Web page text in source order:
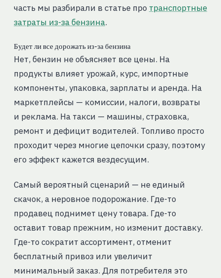
часть мы разбирали в статье про транспортные
затраты из-за бензина.
Будет ли все дорожать из-за бензина
Нет, бензин не объясняет все цены. На
продукты влияет урожай, курс, импортные
компоненты, упаковка, зарплаты и аренда. На
маркетплейсы — комиссии, налоги, возвраты
и реклама. На такси — машины, страховка,
ремонт и дефицит водителей. Топливо просто
проходит через многие цепочки сразу, поэтому
его эффект кажется вездесущим.
Самый вероятный сценарий — не единый
скачок, а неровное подорожание. Где-то
продавец поднимет цену товара. Где-то
оставит товар прежним, но изменит доставку.
Где-то сократит ассортимент, отменит
бесплатный привоз или увеличит
минимальный заказ. Для потребителя это